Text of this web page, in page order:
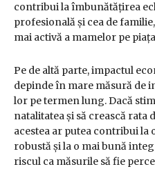
contribui la îmbunătățirea
profesională și cea de
mai activă a mamelor pe
Pe de altă parte, impactul
depinde în mare măsură de
lor pe termen lung. Dacă
natalitatea și să crească
acestea ar putea contribui la
robustă și la o mai bună
riscul ca măsurile să fie